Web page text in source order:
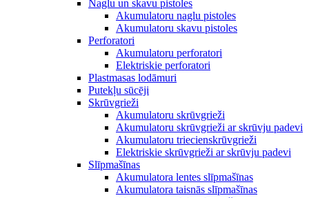
Naglu un skavu pistoles
Akumulatoru naglu pistoles
Akumulatoru skavu pistoles
Perforatori
Akumulatoru perforatori
Elektriskie perforatori
Plastmasas lodāmuri
Putekļu sūcēji
Skrūvgrieži
Akumulatoru skrūvgrieži
Akumulatoru skrūvgrieži ar skrūvju padevi
Akumulatoru triecienskrūvgrieži
Elektriskie skrūvgrieži ar skrūvju padevi
Slīpmašīnas
Akumulatora lentes slīpmašīnas
Akumulatora taisnās slīpmašīnas